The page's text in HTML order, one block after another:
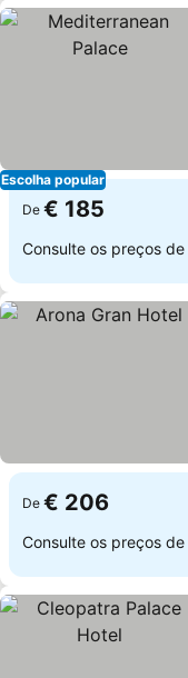
Escolha popular
De € 185
Consulte os preços de
De € 206
Consulte os preços de